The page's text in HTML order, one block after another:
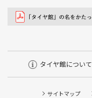
タイヤ館について
サイトマップ